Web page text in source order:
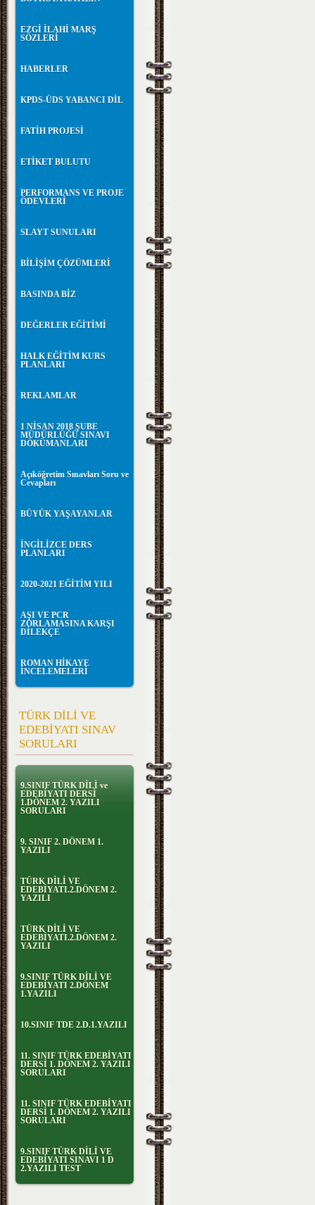
EZGİ İLAHİ MARŞ
SÖZLERİ
HABERLER
KPDS-ÜDS YABANCI DİL
FATİH PROJESİ
ETİKET BULUTU
PERFORMANS VE PROJE
ÖDEVLERİ
SLAYT SUNULARI
BİLİŞİM ÇÖZÜMLERİ
BASINDA BİZ
DEĞERLER EĞİTİMİ
HALK EĞİTİM KURS
PLANLARI
REKLAMLAR
1 NİSAN 2018 ŞUBE
MÜDÜRLÜĞÜ SINAVI
DÖKÜMANLARI
Açıköğretim Sınavları Soru ve
Cevapları
BÜYÜK YAŞAYANLAR
İNGİLİZCE DERS
PLANLARI
2020-2021 EĞİTİM YILI
AŞI VE PCR
ZORLAMASINA KARŞI
DİLEKÇE
ROMAN HİKAYE
İNCELEMELERİ
TÜRK DİLİ VE
EDEBİYATI SINAV
SORULARI
9.SINIF TÜRK DİLİ ve
EDEBİYATI DERSİ
1.DÖNEM 2. YAZILI
SORULARI
9. SINIF 2. DÖNEM 1.
YAZILI
TÜRK DİLİ VE
EDEBİYATI.2.DÖNEM 2.
YAZILI
TÜRK DİLİ VE
EDEBİYATI.2.DÖNEM 2.
YAZILI
9.SINIF TÜRK DİLİ VE
EDEBİYATI 2.DÖNEM
1.YAZILI
10.SINIF TDE 2.D.1.YAZILI
11. SINIF TÜRK EDEBİYATI
DERSİ 1. DÖNEM 2. YAZILI
SORULARI
11. SINIF TÜRK EDEBİYATI
DERSİ 1. DÖNEM 2. YAZILI
SORULARI
9.SINIF TÜRK DİLİ VE
EDEBİYATI SINAVI 1 D
2.YAZILI TEST